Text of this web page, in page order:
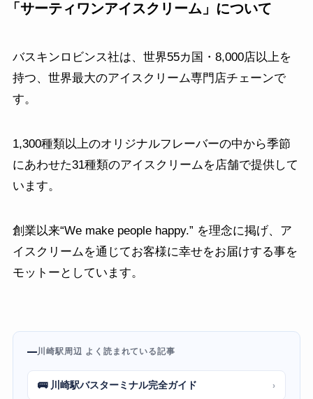
「 サーティワンアイスクリーム 」について
バスキンロビンス社は、世界55カ国・8,000店以上を
持つ、世界最大のアイスクリーム専門店チェーンで
す。
1,300種類以上のオリジナルフレーバーの中から季節
にあわせた31種類のアイスクリームを店舗で提供して
います。
創業以来“We make people happy.” を理念に掲げ、ア
イスクリームを通じてお客様に幸せをお届けする事を
モットーとしています。
川崎駅周辺 よく読まれている記事
🚌 川崎駅バスターミナル完全ガイド ›